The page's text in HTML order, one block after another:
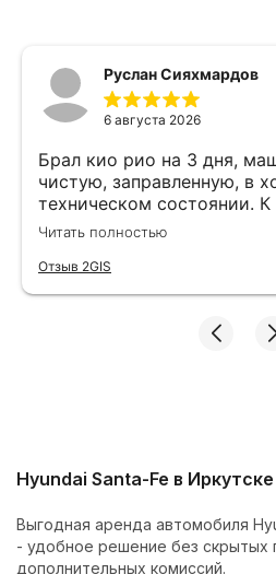
Руслан Сияхмардов
6 августа 2026
Брал кио рио на 3 дня,
чистую, заправленную, в
техническом состоянии.
вопрос нет, все подробно
Cars&Go
Читать полностью
Отзыв 2GIS
Hyundai Santa-Fe в Иркутске
Выгодная аренда автомобиля
- удобное решение без скрытых
дополнительных комиссий.